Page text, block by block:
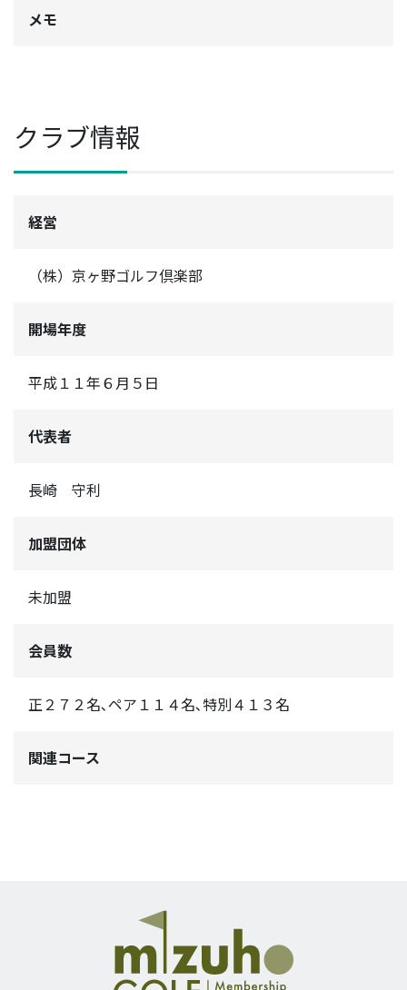
メモ
クラブ情報
経営
（株）京ヶ野ゴルフ倶楽部
開場年度
平成１１年６月５日
代表者
長崎 守利
加盟団体
未加盟
会員数
正２７２名､ペア１１４名､特別４１３名
関連コース